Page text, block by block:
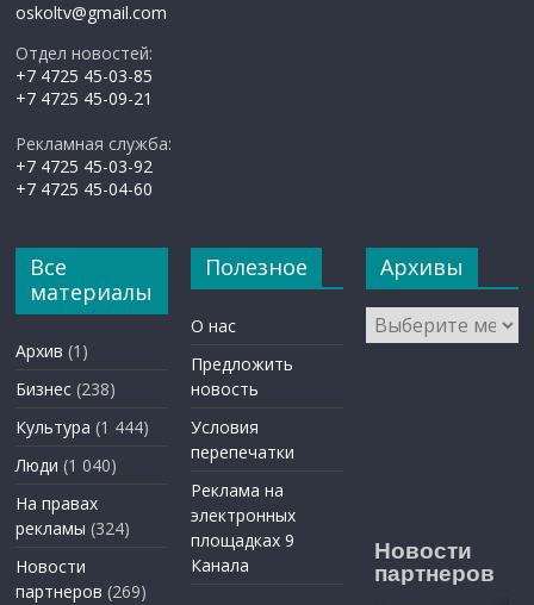
oskoltv@gmail.com
Отдел новостей:
+7 4725 45-03-85
+7 4725 45-09-21
Рекламная служба:
+7 4725 45-03-92
+7 4725 45-04-60
Все
материалы
Архив (1)
Бизнес (238)
Культура (1 444)
Люди (1 040)
На правах
рекламы (324)
Новости
партнеров (269)
Полезное
О нас
Предложить
новость
Условия
перепечатки
Реклама на
электронных
площадках 9
Канала
Архивы
Архивы
Новости
партнеров